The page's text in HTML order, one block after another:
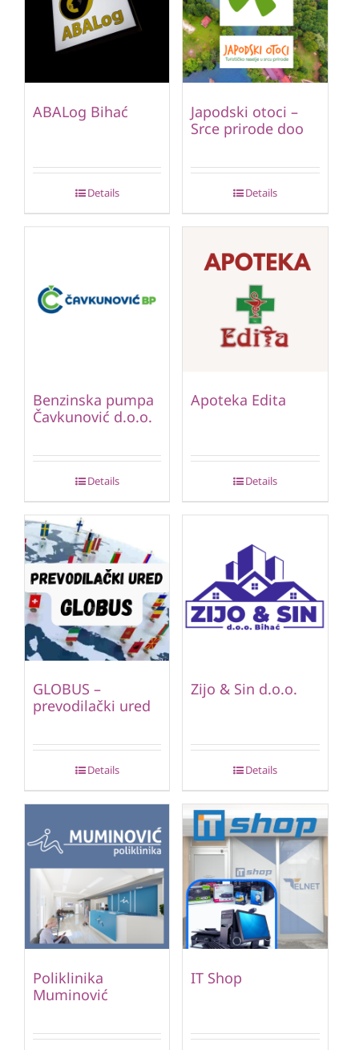
ABALog Bihać
Details
Japodski otoci –
Srce prirode doo
Details
Benzinska pumpa
Čavkunović d.o.o.
Details
Apoteka Edita
Details
GLOBUS –
prevodilački ured
Details
Zijo & Sin d.o.o.
Details
Poliklinika
Muminović
IT Shop